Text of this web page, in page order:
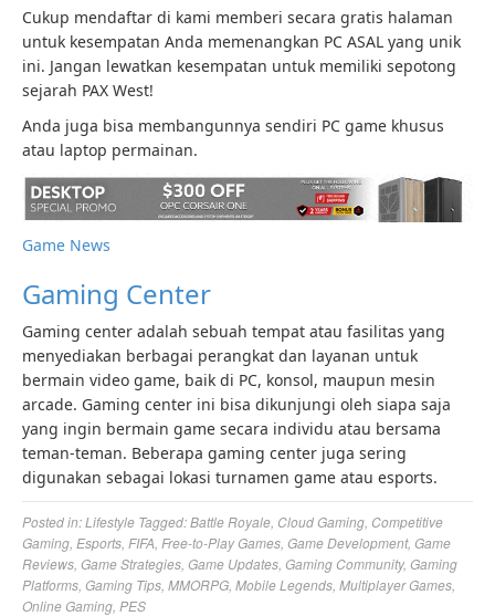
Cukup mendaftar di kami memberi secara gratis halaman
untuk kesempatan Anda memenangkan PC ASAL yang unik
ini. Jangan lewatkan kesempatan untuk memiliki sepotong
sejarah PAX West!
Anda juga bisa membangunnya sendiri PC game khusus
atau laptop permainan.
Game News
Gaming Center
Gaming center adalah sebuah tempat atau fasilitas yang
menyediakan berbagai perangkat dan layanan untuk
bermain video game, baik di PC, konsol, maupun mesin
arcade. Gaming center ini bisa dikunjungi oleh siapa saja
yang ingin bermain game secara individu atau bersama
teman-teman. Beberapa gaming center juga sering
digunakan sebagai lokasi turnamen game atau esports.
Posted in:Lifestyle Tagged:Battle Royale Cloud Gaming Competitive
Gaming Esports FIFA Free-to-Play Games Game Development, Game
Reviews Game Strategies Game Updates Gaming Community, Gaming
Platforms Gaming Tips MMORPG Mobile Legends Multiplayer Games
Online Gaming PES